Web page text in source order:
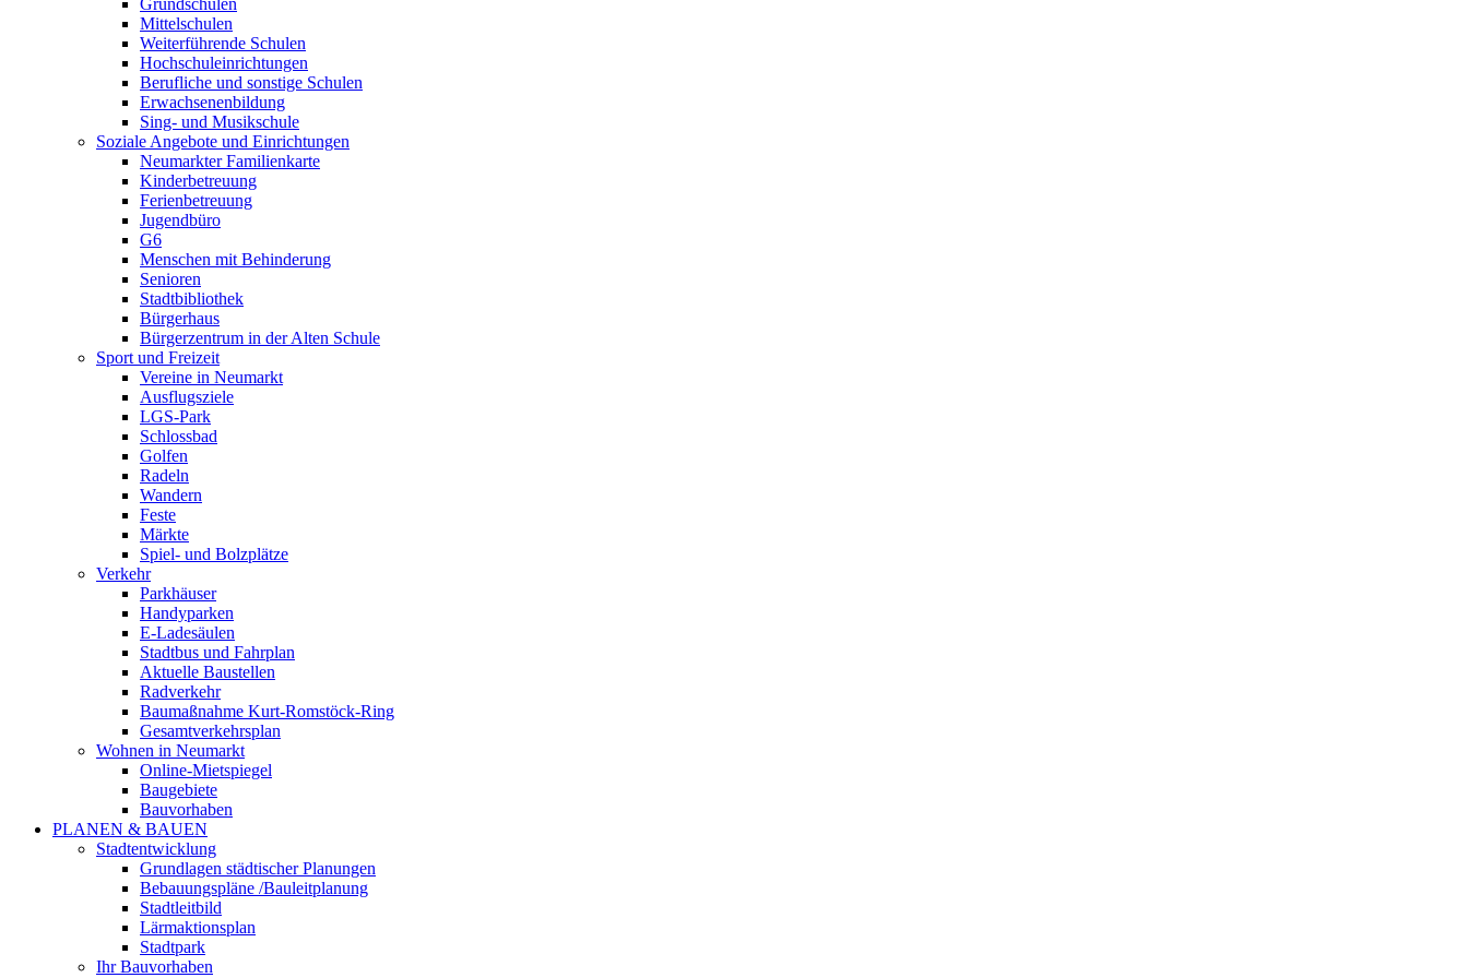
Grundschulen
Mittelschulen
Weiterführende Schulen
Hochschuleinrichtungen
Berufliche und sonstige Schulen
Erwachsenenbildung
Sing- und Musikschule
Soziale Angebote und Einrichtungen
Neumarkter Familienkarte
Kinderbetreuung
Ferienbetreuung
Jugendbüro
G6
Menschen mit Behinderung
Senioren
Stadtbibliothek
Bürgerhaus
Bürgerzentrum in der Alten Schule
Sport und Freizeit
Vereine in Neumarkt
Ausflugsziele
LGS-Park
Schlossbad
Golfen
Radeln
Wandern
Feste
Märkte
Spiel- und Bolzplätze
Verkehr
Parkhäuser
Handyparken
E-Ladesäulen
Stadtbus und Fahrplan
Aktuelle Baustellen
Radverkehr
Baumaßnahme Kurt-Romstöck-Ring
Gesamtverkehrsplan
Wohnen in Neumarkt
Online-Mietspiegel
Baugebiete
Bauvorhaben
PLANEN & BAUEN
Stadtentwicklung
Grundlagen städtischer Planungen
Bebauungspläne /Bauleitplanung
Stadtleitbild
Lärmaktionsplan
Stadtpark
Ihr Bauvorhaben